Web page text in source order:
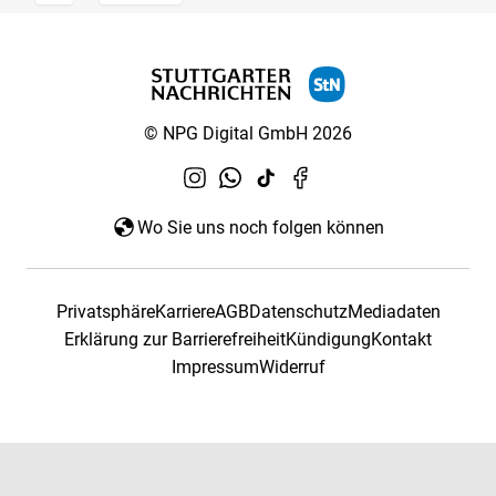
© NPG Digital GmbH 2026
Wo Sie uns noch folgen können
PrivatsphäreKarriereAGBDatenschutzMediadaten
Erklärung zur BarrierefreiheitKündigungKontakt
ImpressumWiderruf